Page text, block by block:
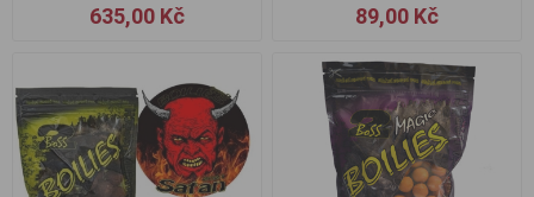
635,00 Kč 89,00 Kč